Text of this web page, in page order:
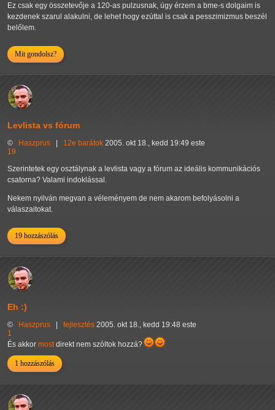
Ez csak egy összetevője a 120-as pulzusnak, úgy érzem a bme-s dolgaim is
kezdenek szarul alakulni, de lehet hogy ezúttal is csak a pesszimizmus beszél
belőlem.
Mit gondolsz?
Levlista vs fórum
© Haszprus | 12e barátok 2005. okt 18., kedd 19:49 este
19
Szerintetek egy osztálynak a levlista vagy a fórum az ideális kommunikációs
csatorna? Valami indoklással.
Nekem nyilván megvan a véleményem de nem akarom befolyásolni a
válaszaitokat.
19 hozzászólás
Eh :)
© Haszprus | fejlesztés 2005. okt 18., kedd 19:48 este
1
És akkor most direkt nem szóltok hozzá?
1 hozzászólás